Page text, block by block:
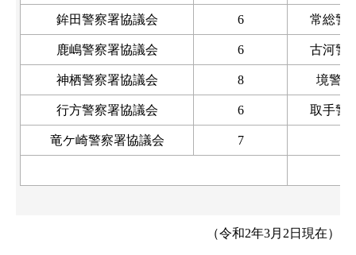
鉾田警察署協議会 6 常総警
鹿嶋警察署協議会 6 古河警
神栖警察署協議会 8 境警
行方警察署協議会 6 取手警
竜ケ崎警察署協議会 7
（令和2年3月2日現在）